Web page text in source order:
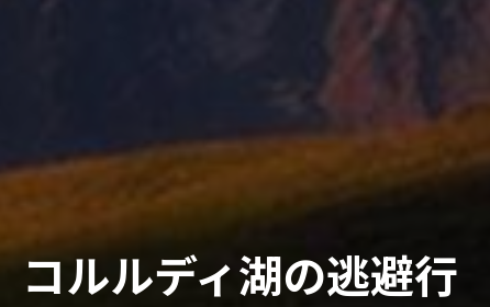
コルルディ湖の逃避行